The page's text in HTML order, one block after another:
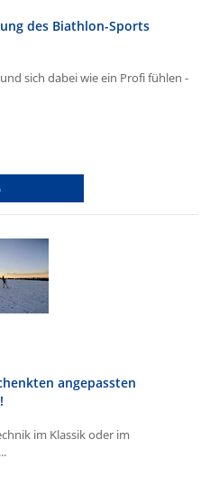
des Biathlon-Sports
sich dabei wie ein Profi fühlen -
angepassten
im Klassik oder im